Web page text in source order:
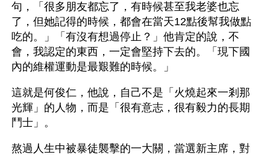
句，「很多朋友都忘了，有時候甚至我老婆也忘
了，但她記得的時候，都會在當天12點後幫我做點
吃的。」「有沒有想過停止？」他肯定的說，不
會，我認定的東西，一定會堅持下去的。「現下國
內的維權運動是最艱難的時候。」
這就是何俊仁，他說，自己不是「火燒起來一剎那
光輝」的人物，而是「很有意志，很有毅力的長期
鬥士」。
熬過人生中被暴徒襲擊的一大關，當選新主席，對